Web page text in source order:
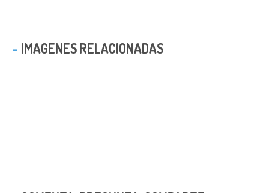
IMAGENES RELACIONADAS